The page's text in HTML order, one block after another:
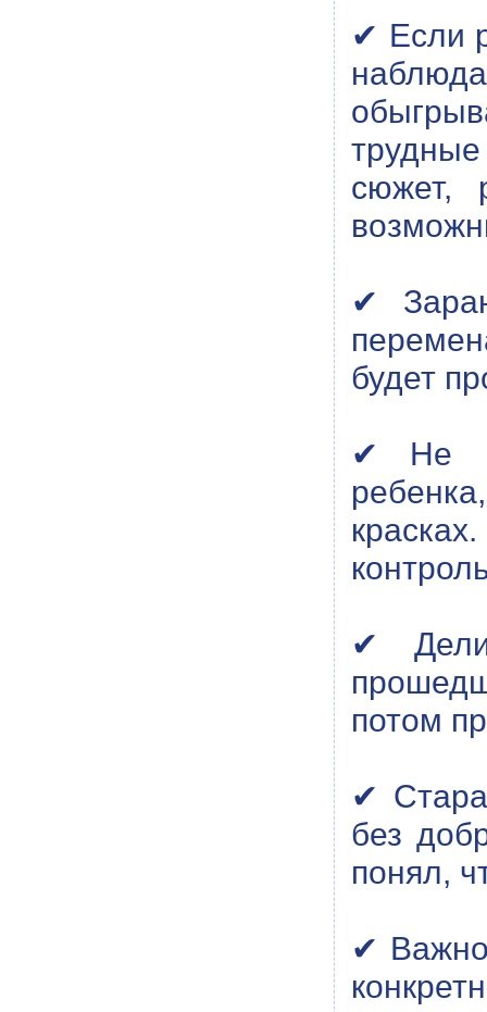
✔ Если
сюжет,
✔
будет
✔ Не
✔
потом
✔
без
понял,
✔ Важно